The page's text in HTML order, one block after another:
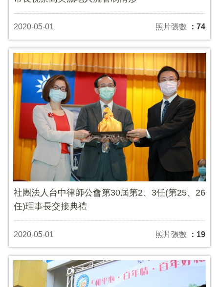
2020-05-01 照片張數 ：74
社團法人台中律師公會第30屆第2、3任(第25、26
任)理事長交接典禮
2020-05-01 照片張數 ：19